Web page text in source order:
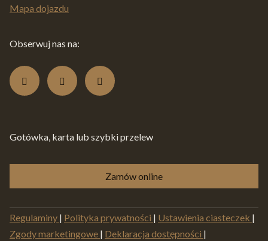
Mapa dojazdu
Obserwuj nas na:
Gotówka, karta lub szybki przelew
Zamów online
Regulaminy | Polityka prywatności | Ustawienia ciasteczek |
Zgody marketingowe | Deklaracja dostępności |